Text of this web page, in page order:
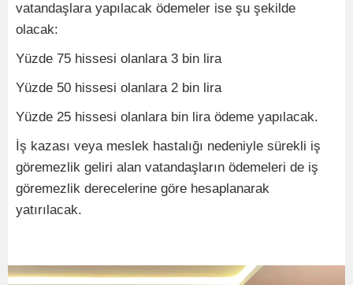
vatandaşlara yapılacak ödemeler ise şu şekilde
olacak:
Yüzde 75 hissesi olanlara 3 bin lira
Yüzde 50 hissesi olanlara 2 bin lira
Yüzde 25 hissesi olanlara bin lira ödeme yapılacak.
İş kazası veya meslek hastalığı nedeniyle sürekli iş
göremezlik geliri alan vatandaşların ödemeleri de iş
göremezlik derecelerine göre hesaplanarak
yatırılacak.